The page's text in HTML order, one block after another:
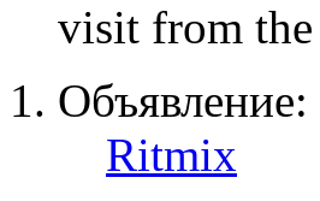
visit from
Объявление:
Ritmix